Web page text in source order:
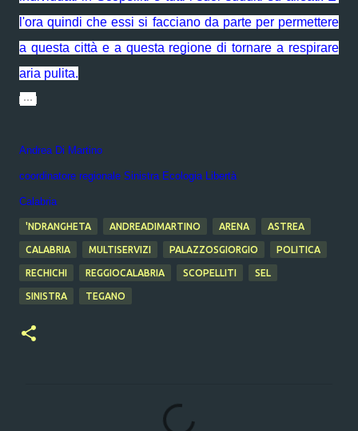
l'ora quindi che essi si facciano da parte per permettere
a questa città e a questa regione di tornare a respirare
aria pulita.
Andrea Di Martino
coordinatore regionale Sinistra Ecologia Libertà
Calabria
'NDRANGHETA ANDREADIMARTINO ARENA ASTREA
CALABRIA MULTISERVIZI PALAZZOSGIORGIO POLITICA
RECHICHI REGGIOCALABRIA SCOPELLITI SEL
SINISTRA TEGANO